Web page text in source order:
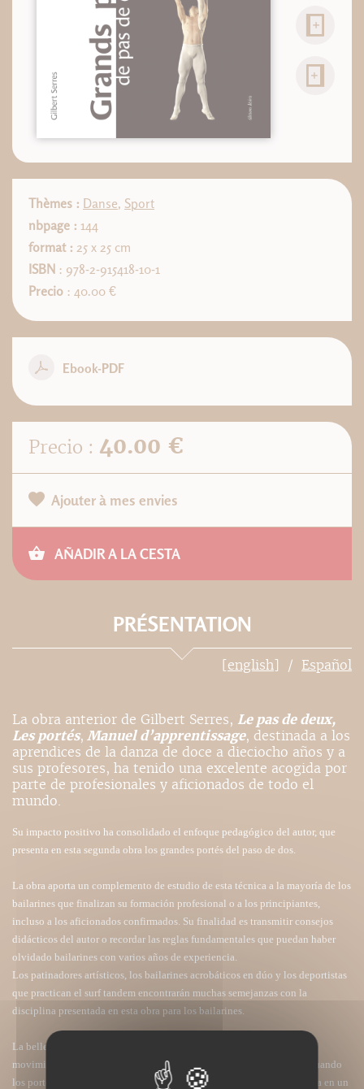
Thèmes : Danse, Sport
nbpage : 144
format : 25 x 25 cm
ISBN : 978-2-915418-10-1
Precio : 40.00 €
Ebook-PDF
Precio : 40.00 €
Ajouter à mes envies
AÑADIR A LA CESTA
PRÉSENTATION
[english] Español
La obra anterior de Gilbert Serres, Le pas de deux,
Les portés, Manuel d’apprentissage, destinada a los
aprendices de la danza de doce a dieciocho años y a
sus profesores, ha tenido una excelente acogida por
parte de profesionales y aficionados de todo el
mundo.
Su impacto positivo ha consolidado el enfoque pedagógico del autor, que
presenta en esta segunda obra los grandes portés del paso de dos.
La obra aporta un complemento de estudio de esta técnica a la mayoría de los
bailarines que finalizan su formación profesional o a los principiantes,
incluso a los aficionados confirmados. Su finalidad es transmitir consejos
didácticos del autor o recordar las reglas fundamentales que puedan haber
olvidado bailarines con varios años de experiencia.
Los patinadores artísticos, los bailarines acrobáticos en dúo y los deportistas
que practican el surf tandem encontrarán muchas semejanzas con la
disciplina presentada en esta obra para los bailarines.
La belleza y originalidad de las ilustraciones, que resaltan algunos
movimientos clave que suelen pasar desapercibidos para el público cuando
los portés se realizan con virtuosidad, convierten esta guía pedagógica en un